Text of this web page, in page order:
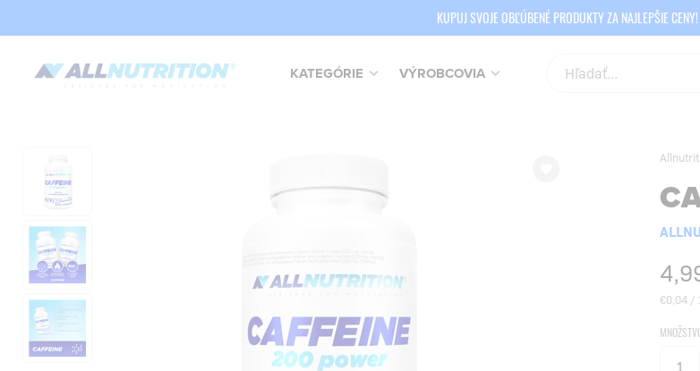
KUPUJ SVOJE OBĽÚBENÉ PRODUKTY ZA NAJLEPŠIE CENY!
KATEGÓRIE VÝROBCOVIA
€0,04 /